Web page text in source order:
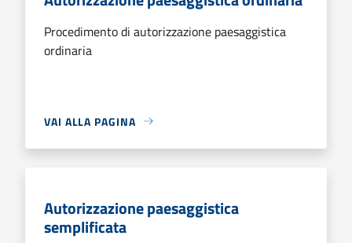
Procedimento di autorizzazione paesaggistica
ordinaria
VAI ALLA PAGINA
Autorizzazione paesaggistica
semplificata